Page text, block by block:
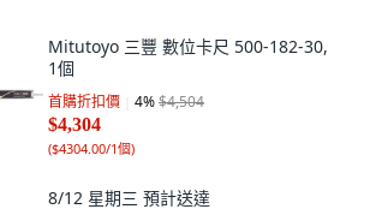
Mitutoyo 三豐 數位卡尺 500-182-30,
1個
首購折扣價 4%$4,504
$4,304
($4304.00/1個)
8/12 星期三 預計送達